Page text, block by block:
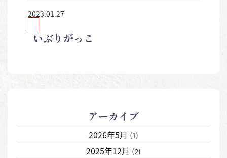
アーカイブ
2026年5月 (1)
2025年12月 (2)
2023.01.27
いぶりがっこ